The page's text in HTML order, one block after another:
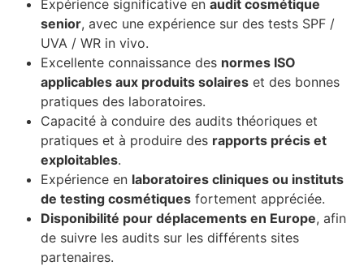
Expérience significative en audit cosmétique
senior, avec une expérience sur des tests SPF /
UVA / WR in vivo.
Excellente connaissance des normes ISO
applicables aux produits solaires et des bonnes
pratiques des laboratoires.
Capacité à conduire des audits théoriques et
pratiques et à produire des rapports précis et
exploitables.
Expérience en laboratoires cliniques ou instituts
de testing cosmétiques fortement appréciée.
Disponibilité pour déplacements en Europe, afin
de suivre les audits sur les différents sites
partenaires.